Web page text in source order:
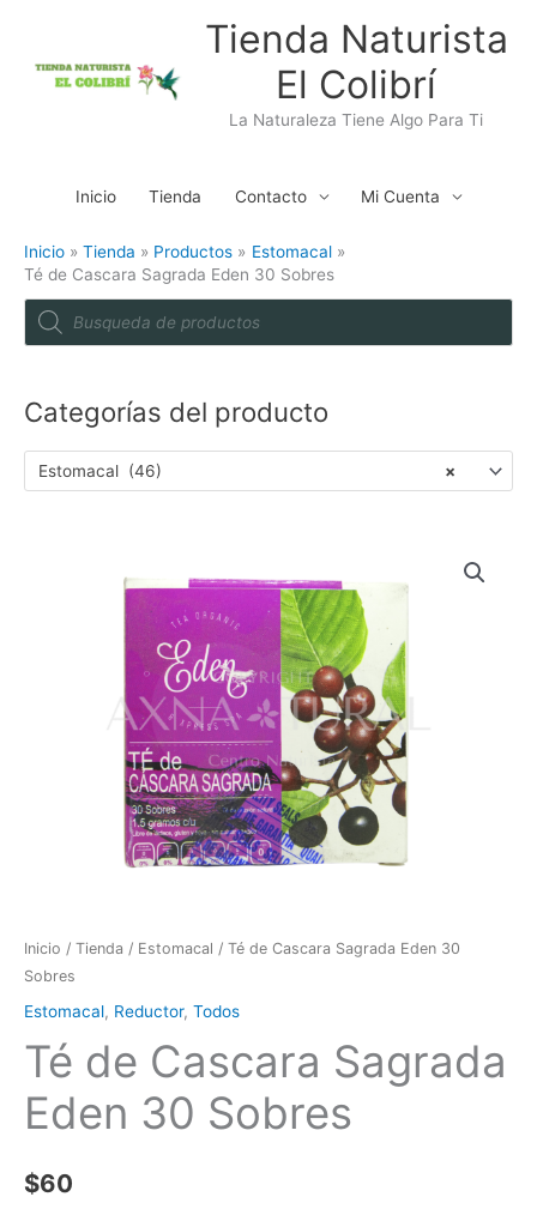
contenido
Tienda Naturista
El Colibrí
La Naturaleza Tiene Algo Para Ti
Inicio Tienda Contacto Mi Cuenta
Inicio Tienda Productos
Estomacal
Té de Cascara Sagrada Eden 30 Sobres
P
d
s
c
Categorías del producto
×
Estomacal (46)
Inicio / Tienda / Estomacal / Té de Cascara Sagrada Eden 30
Sobres
Estomacal, Reductor, Todos
Té de Cascara Sagrada
Eden 30 Sobres
$60